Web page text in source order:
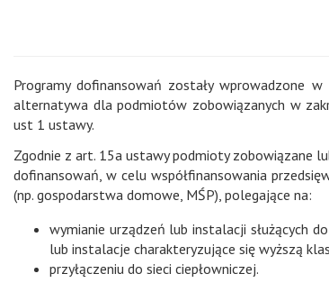
Programy dofinansowań zostały wprowadzone
alternatywa dla podmiotów zobowiązanych w
ust 1 ustawy.
Zgodnie z art. 15a ustawy podmioty zobowiązane
dofinansowań, w celu współfinansowania
(np. gospodarstwa domowe, MŚP), polegające na:
wymianie urządzeń lub instalacji służących
lub instalacje charakteryzujące się wyższą
przyłączeniu do sieci ciepłowniczej.